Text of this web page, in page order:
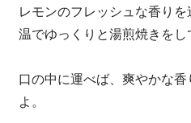
レモンのフレッシュな香り
温でゆっくりと湯煎焼きをし
口の中に運べば、爽やかな
よ。